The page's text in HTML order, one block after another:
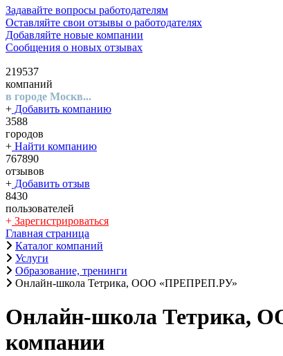
Задавайте вопросы работодателям
Оставляйте свои отзывы о работодателях
Добавляйте новые компании
Сообщения о новых отзывах
219537
компаний
в городе Москв...
+ Добавить компанию
3588
городов
+ Найти компанию
767890
отзывов
+ Добавить отзыв
8430
пользователей
+ Зарегистрироваться
Главная страница
Каталог компаний
Услуги
Образование, тренинги
Онлайн-школа Тетрика, ООО «ПРЕПРЕП.РУ»
Онлайн-школа Тетрика,
компании